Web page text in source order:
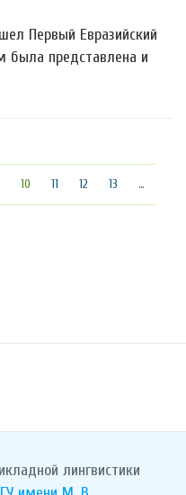
Первый Евразийский
была представлена и
10 (текущая)
11 12 13 …
лингвистики